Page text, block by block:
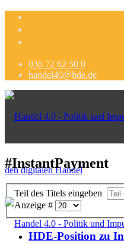
030 72 62 50 0
handel40@hde.de
#InstantPayment
Teil des Titels eingeben
Anzeige #
HDE-Position zu